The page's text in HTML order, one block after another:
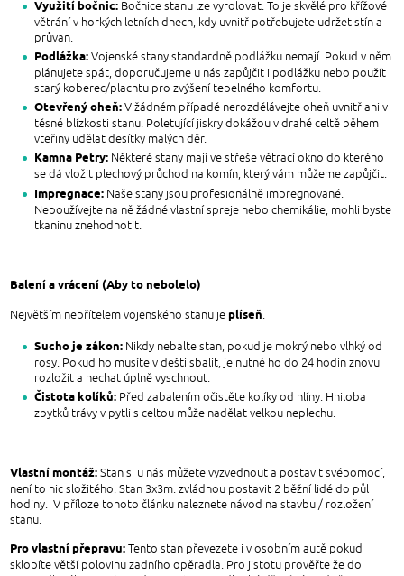
Využití bočnic: Bočnice stanu lze vyrolovat. To je skvělé pro křížové
větrání v horkých letních dnech, kdy uvnitř potřebujete udržet stín a
průvan.
Podlážka: Vojenské stany standardně podlážku nemají. Pokud v něm
plánujete spát, doporučujeme u nás zapůjčit i podlážku nebo použít
starý koberec/plachtu pro zvýšení tepelného komfortu.
Otevřený oheň: V žádném případě nerozdělávejte oheň uvnitř ani v
těsné blízkosti stanu. Poletující jiskry dokážou v drahé celtě během
vteřiny udělat desítky malých děr.
Kamna Petry: Některé stany mají ve střeše větrací okno do kterého
se dá vložit plechový průchod na komín, který vám můžeme zapůjčit.
Impregnace: Naše stany jsou profesionálně impregnované.
Nepoužívejte na ně žádné vlastní spreje nebo chemikálie, mohli byste
tkaninu znehodnotit.
Balení a vrácení (Aby to nebolelo)
Největším nepřítelem vojenského stanu jeplíseň.
Sucho je zákon: Nikdy nebalte stan, pokud je mokrý nebo vlhký od
rosy. Pokud ho musíte v dešti sbalit, je nutné ho do 24 hodin znovu
rozložit a nechat úplně vyschnout.
Čistota kolíků: Před zabalením očistěte kolíky od hlíny. Hniloba
zbytků trávy v pytli s celtou může nadělat velkou neplechu.
Vlastní montáž: Stan si u nás můžete vyzvednout a postavit svépomocí,
není to nic složitého. Stan 3x3m. zvládnou postavit 2 běžní lidé do půl
hodiny. V příloze tohoto článku naleznete návod na stavbu / rozložení
stanu.
Pro vlastní přepravu: Tento stan převezete i v osobním autě pokud
sklopíte větší polovinu zadního opěradla. Pro jistotu prověřte že do